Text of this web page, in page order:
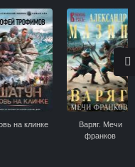
на клинке
Варяг. Мечи
франков